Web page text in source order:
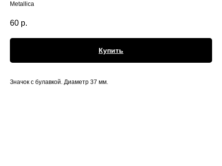
Metallica
60 р.
Купить
Значок с булавкой. Диаметр 37 мм.